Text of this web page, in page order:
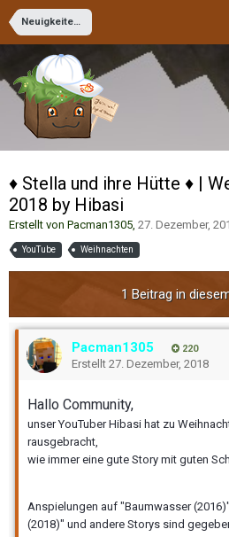
Neuigkeiten und Updates
♦ Stella und ihre Hütte ♦ |
2018 by Hibasi
Erstellt von Pacman1305, 27. Dezember,
YouTube Weihnachten
1 Beitrag in
Pacman1305 220
Erstellt 27. Dezember, 2018
Hallo Community,
unser YouTuber Hibasi hat zu
rausgebracht,
wie immer eine gute Story mit guten
Anspielungen auf "Baumwasser
(2018)" und andere Storys sind